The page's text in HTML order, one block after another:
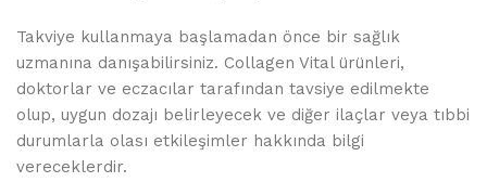
Takviye kullanmaya başlamadan önce bir sağlık
uzmanına danışabilirsiniz. Collagen Vital ürünleri,
doktorlar ve eczacılar tarafından tavsiye edilmekte
olup, uygun dozajı belirleyecek ve diğer ilaçlar veya tıbbi
durumlarla olası etkileşimler hakkında bilgi
vereceklerdir.